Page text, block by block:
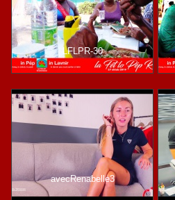
LFLPR-30
avecRenabelle3